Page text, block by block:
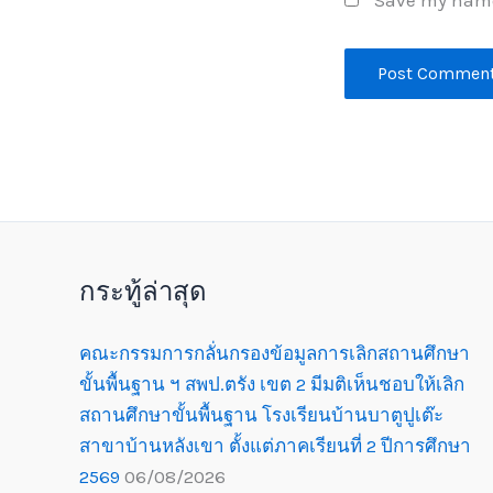
กระทู้ล่าสุด
คณะกรรมการกลั่นกรองข้อมูลการเลิกสถานศึกษา
ขั้นพื้นฐาน ฯ สพป.ตรัง เขต 2 มีมติเห็นชอบให้เลิก
สถานศึกษาขั้นพื้นฐาน โรงเรียนบ้านบาตูปูเต๊ะ
สาขาบ้านหลังเขา ตั้งแต่ภาคเรียนที่ 2 ปีการศึกษา
2569 06/08/2026